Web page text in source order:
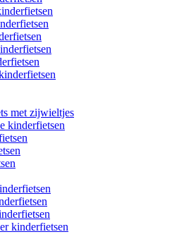
met zijwieltjes
kinderfietsen
kinderfietsen